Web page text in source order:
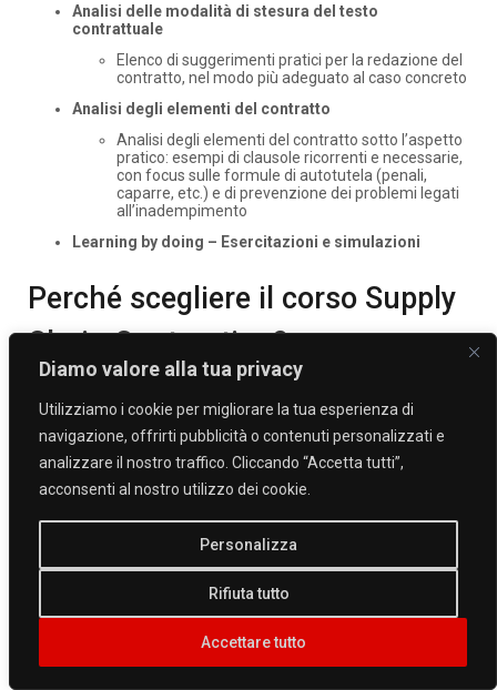
Diamo valore alla tua privacy
Utilizziamo i cookie per migliorare la tua esperienza di
navigazione, offrirti pubblicità o contenuti personalizzati e
analizzare il nostro traffico. Cliccando “Accetta tutti”,
acconsenti al nostro utilizzo dei cookie.
Personalizza
Rifiuta tutto
Accettare tutto
Analisi delle modalità di stesura del testo
contrattuale
Elenco di suggerimenti pratici per la redazione del
contratto, nel modo più adeguato al caso concreto
Analisi degli elementi del contratto
Analisi degli elementi del contratto sotto l’aspetto
pratico: esempi di clausole ricorrenti e necessarie,
con focus sulle formule di autotutela (penali,
caparre, etc.) e di prevenzione dei problemi legati
all’inadempimento
Learning by doing – Esercitazioni e simulazioni
Perché scegliere il corso Supply
Chain Contracting?
corso Supply Chain Contracting
fornisce ai partecipanti le
competenze fondamentali riguardo ai contratti più frequenti
nell’ambito degli acquisti, dando loro l’occasione di analizzarne
la stesura, gli elementi che li compongono ed eventuali criticità.
Queste nozioni e analisi sono essenziali per coloro che
lavorano nel settore Purchasing , poiché i contratti
in generale del sistema di Acquisti. Questo corso, dunque, aiuta
metodi innovativiper la gestione e l’utilizzo, in
Chain.